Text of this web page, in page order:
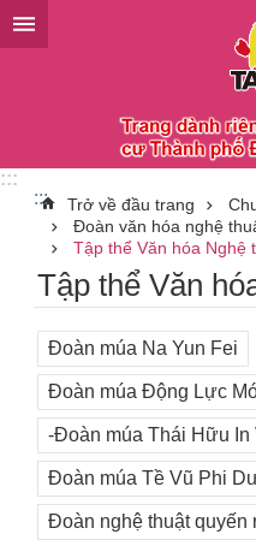
Chuyển đến khối nội dung
:::
:::
Trở về đầu trang
Đoàn văn hóa nghệ
Tập thể Văn hóa Nghệ
Tập thể Văn
Đoàn múa Na Yun Fei
Đoàn múa Động Lực
-Đoàn múa Thái Hữu In
Đoàn múa Tề Vũ Phi
Đoàn nghệ thuật quyến